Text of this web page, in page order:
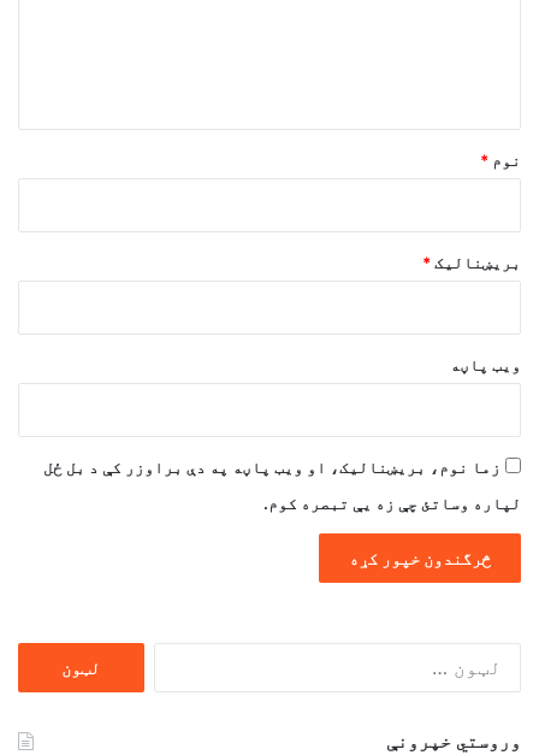
نوم *
بریښنالیک *
ویب پاڼه
زما نوم، بریښنالیک، او ویب پاڼه په دې براوزر کې د بل ځل
لپاره وساتئ چې زه یې تبصره کوم.
وروستي خپرونې